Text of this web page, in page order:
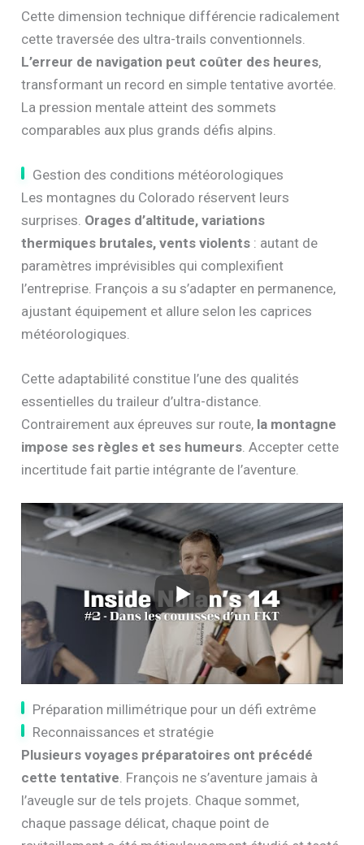
Cette dimension technique différencie radicalement
cette traversée des ultra-trails conventionnels.
L’erreur de navigation peut coûter des heures,
transformant un record en simple tentative avortée.
La pression mentale atteint des sommets
comparables aux plus grands défis alpins.
Gestion des conditions météorologiques
Les montagnes du Colorado réservent leurs
surprises. Orages d’altitude, variations
thermiques brutales, vents violents : autant de
paramètres imprévisibles qui complexifient
l’entreprise. François a su s’adapter en permanence,
ajustant équipement et allure selon les caprices
météorologiques.
Cette adaptabilité constitue l’une des qualités
essentielles du traileur d’ultra-distance.
Contrairement aux épreuves sur route, la montagne
impose ses règles et ses humeurs. Accepter cette
incertitude fait partie intégrante de l’aventure.
Préparation millimétrique pour un défi extrême
Reconnaissances et stratégie
Plusieurs voyages préparatoires ont précédé
cette tentative . François ne s’aventure jamais à
l’aveugle sur de tels projets. Chaque sommet,
chaque passage délicat, chaque point de